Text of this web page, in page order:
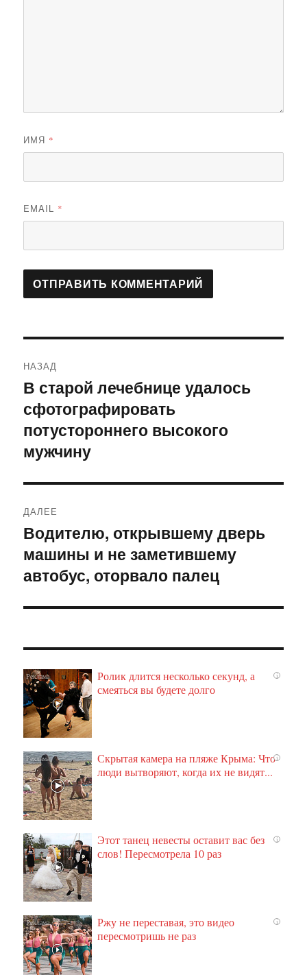
ИМЯ *
EMAIL *
по
записям
НАЗАД
Предыдущая
запись:
В старой лечебнице удалось
сфотографировать
потустороннего высокого
мужчину
ДАЛЕЕ
Следующая
запись:
Водителю, открывшему дверь
машины и не заметившему
автобус, оторвало палец
i
Ролик длится несколько секунд, а
смеяться вы будете долго
i
Скрытая камера на пляже Крыма: Что
люди вытворяют, когда их не видят...
i
Этот танец невесты оставит вас без
слов! Пересмотрела 10 раз
i
Ржу не переставая, это видео
пересмотришь не раз